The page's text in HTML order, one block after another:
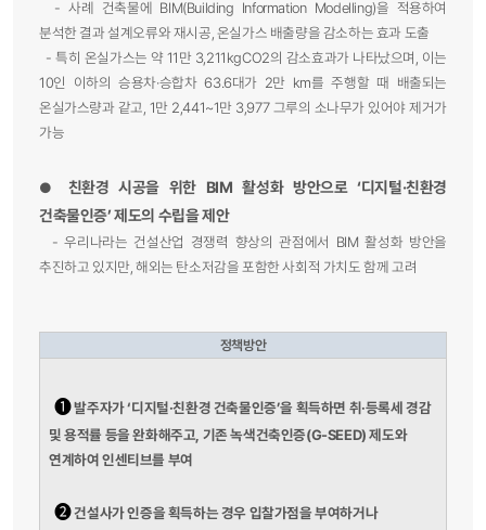
- 사례 건축물에 BIM(Building Information Modelling)을 적용하여
분석한 결과 설계오류와 재시공, 온실가스 배출량을 감소하는 효과 도출
- 특히 온실가스는 약 11만 3,211kgCO2의 감소효과가 나타났으며, 이는
10인 이하의 승용차·승합차 63.6대가 2만 km를 주행할 때 배출되는
온실가스량과 같고, 1만 2,441~1만 3,977 그루의 소나무가 있어야 제거가
가능
●
친환경 시공을 위한 BIM 활성화 방안으로 ‘디지털·친환경
건축물인증’ 제도의 수립을 제안
- 우리나라는 건설산업 경쟁력 향상의 관점에서 BIM 활성화 방안을
추진하고 있지만, 해외는 탄소저감을 포함한 사회적 가치도 함께 고려
정책방안
➊발주자가 ‘디지털·친환경 건축물인증’을 획득하면 취·등록세 경감
및 용적률 등을 완화해주고, 기존 녹색건축인증(G-SEED) 제도와
연계하여 인센티브를 부여
➋건설사가 인증을 획득하는 경우 입찰가점을 부여하거나